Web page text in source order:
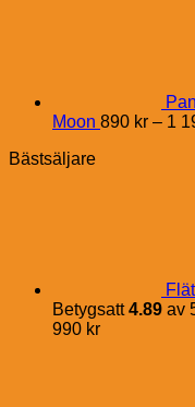
Moon 890 kr – 1
Bästsäljare
Betygsatt4.89 av
990 kr